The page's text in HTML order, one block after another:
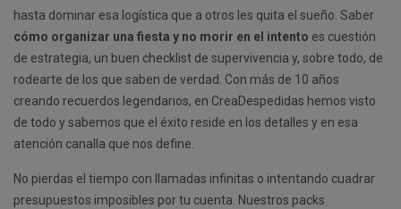
hasta dominar esa logística que a otros les quita el sueño. Saber
cómo organizar una fiesta y no morir en el intento es cuestión
de estrategia, un buen checklist de supervivencia y, sobre todo, de
rodearte de los que saben de verdad. Con más de 10 años
creando recuerdos legendarios, en CreaDespedidas hemos visto
de todo y sabemos que el éxito reside en los detalles y en esa
atención canalla que nos define.
No pierdas el tiempo con llamadas infinitas o intentando cuadrar
presupuestos imposibles por tu cuenta. Nuestros packs